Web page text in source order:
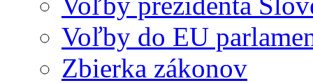
Voľby do EU
Zbierka zákonov